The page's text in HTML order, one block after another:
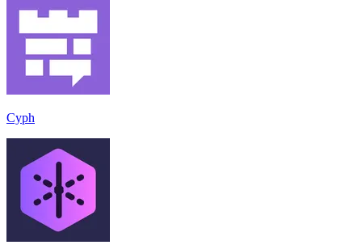
Cyph